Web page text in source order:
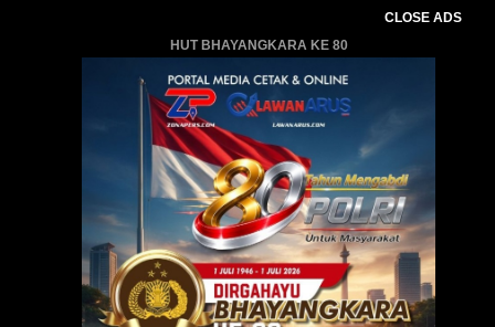
CLOSE ADS
HUT BHAYANGKARA KE 80